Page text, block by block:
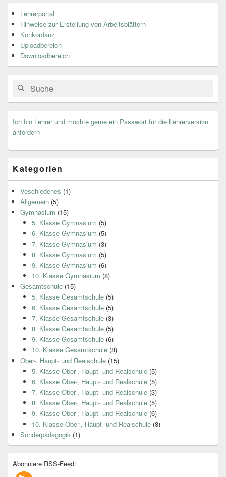
Seitenleisten
Widget-
Bereich
Lehrerportal
Hinweise zur Erstellung von Arbeitsblättern
Konkordanz
Uploadbereich
Downloadbereich
Search
for:
Suche
Ich bin Lehrer und möchte gerne ein Passwort für die Lehrerversion
anfordern
Kategorien
Veschiedenes (1)
Allgemein (5)
Gymnasium (15)
5. Klasse Gymnasium (5)
6. Klasse Gymnasium (5)
7. Klasse Gymnasium (3)
8. Klasse Gymnasium (5)
9. Klasse Gymnasium (6)
10. Klasse Gymnasium (8)
Gesamtschule (15)
5. Klasse Gesamtschule(5)
6. Klasse Gesamtschule(5)
7. Klasse Gesamtschule(3)
8. Klasse Gesamtschule(5)
9. Klasse Gesamtschule(6)
10. Klasse Gesamtschule(8)
Ober-, Haupt- und Realschule (15)
5. Klasse Ober-, Haupt- und Realschule(5)
6. Klasse Ober-, Haupt- und Realschule(5)
7. Klasse Ober-, Haupt- und Realschule(3)
8. Klasse Ober-, Haupt- und Realschule(5)
9. Klasse Ober-, Haupt- und Realschule(6)
10. Klasse Ober-, Haupt- und Realschule(8)
Sonderpädagogik (1)
Abonniere RSS-Feed: